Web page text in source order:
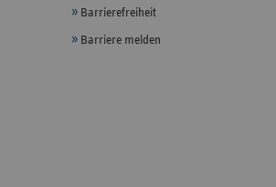
Barrierefreiheit
Barriere melden